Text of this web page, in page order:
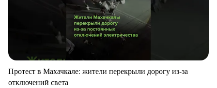
Протест в Махачкале: жители перекрыли дорогу из-за
отключений света